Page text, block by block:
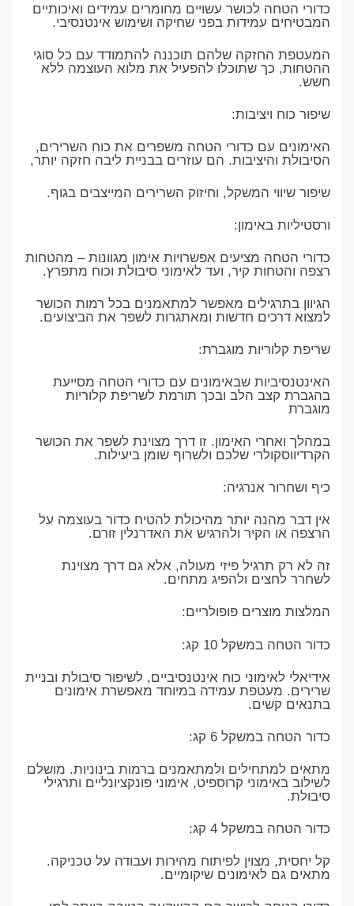
כדורי הטחה לכושר עשויים מחומרים עמידים ואיכותיים
המבטיחים עמידות בפני שחיקה ושימוש אינטנסיבי.
המעטפת החזקה שלהם תוכננה להתמודד עם כל סוגי
ההטחות, כך שתוכלו להפעיל את מלוא העוצמה ללא
חשש.
שיפור כוח ויציבות:
האימונים עם כדורי הטחה משפרים את כוח השרירים,
הסיבולת והיציבות. הם עוזרים בבניית ליבה חזקה יותר,
שיפור שיווי המשקל, וחיזוק השרירים המייצבים בגוף.
ורסטיליות באימון:
כדורי הטחה מציעים אפשרויות אימון מגוונות – מהטחות
רצפה והטחות קיר, ועד לאימוני סיבולת וכוח מתפרץ.
הגיוון בתרגילים מאפשר למתאמנים בכל רמות הכושר
למצוא דרכים חדשות ומאתגרות לשפר את הביצועים.
שריפת קלוריות מוגברת:
האינטנסיביות שבאימונים עם כדורי הטחה מסייעת
בהגברת קצב הלב ובכך תורמת לשריפת קלוריות
מוגברת
במהלך ואחרי האימון. זו דרך מצוינת לשפר את הכושר
הקרדיווסקולרי שלכם ולשרוף שומן ביעילות.
כיף ושחרור אנרגיה:
אין דבר מהנה יותר מהיכולת להטיח כדור בעוצמה על
הרצפה או הקיר ולהרגיש את האדרנלין זורם.
זה לא רק תרגיל פיזי מעולה, אלא גם דרך מצוינת
לשחרר לחצים ולהפיג מתחים.
המלצות מוצרים פופולריים:
כדור הטחה במשקל 10 קג:
אידיאלי לאימוני כוח אינטנסיביים, לשיפור סיבולת ובניית
שרירים. מעטפת עמידה במיוחד מאפשרת אימונים
בתנאים קשים.
כדור הטחה במשקל 6 קג:
מתאים למתחילים ולמתאמנים ברמות בינוניות. מושלם
לשילוב באימוני קרוספיט, אימוני פונקציונליים ותרגילי
סיבולת.
כדור הטחה במשקל 4 קג:
קל יחסית, מצוין לפיתוח מהירות ועבודה על טכניקה.
מתאים גם לאימונים שיקומיים.